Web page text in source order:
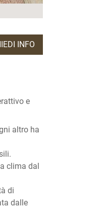
INFO
e
altro ha
clima dal
di
dalle